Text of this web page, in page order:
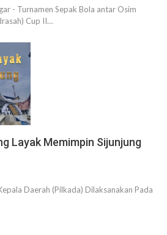
- Turnamen Sepak Bola antar Osim
Cup II…
Layak Memimpin Sijunjung
Daerah (Pilkada) Dilaksanakan Pada